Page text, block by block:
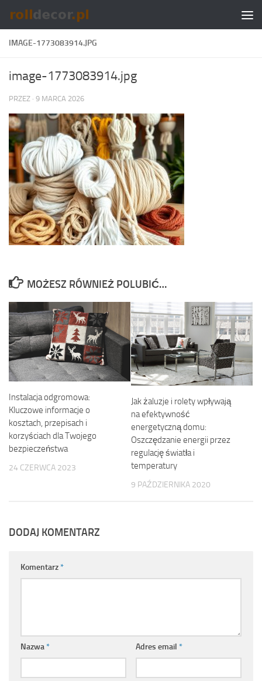
Skip to content
IMAGE-1773083914.JPG
image-1773083914.jpg
PRZEZ · 9 MARCA 2026
MOŻESZ RÓWNIEŻ POLUBIĆ…
Instalacja odgromowa:
Kluczowe informacje o
kosztach, przepisach i
korzyściach dla Twojego
bezpieczeństwa
24 CZERWCA 2023
Jak żaluzje i rolety wpływają
na efektywność
energetyczną domu:
Oszczędzanie energii przez
regulację światła i
temperatury
9 PAŹDZIERNIKA 2020
DODAJ KOMENTARZ
Komentarz*
Nazwa* Adres email *